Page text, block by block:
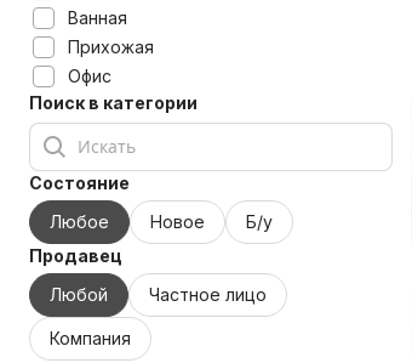
Ванная
Прихожая
Офис
Поиск в категории
Состояние
Любое
Новое
Б/у
Продавец
Любой
Частное лицо
Компания